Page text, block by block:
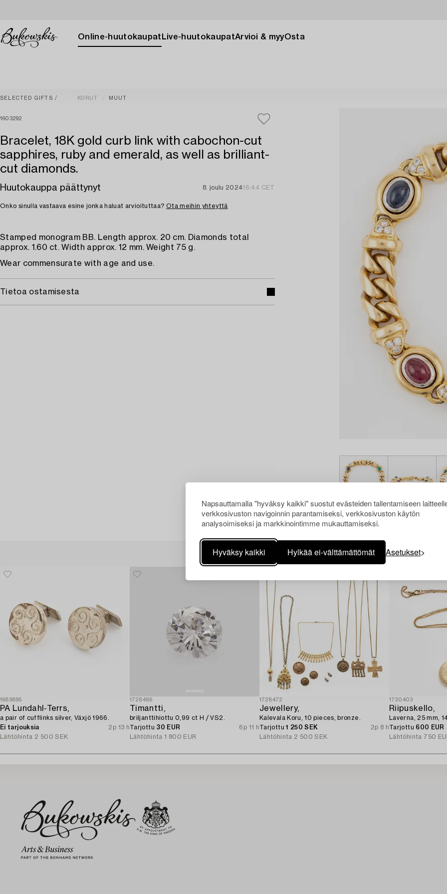
Napsauttamalla "hyväksy kaikki" suostut evästeiden tallentamiseen
verkkosivuston navigoinnin parantamiseksi, verkkosivuston käytön
analysoimiseksi ja markkinointimme mukauttamiseksi.
Hyväksy kaikki Hylkää ei-välttämättömät Asetukset
Online-huutokaupat Live-huutokaupatArvioi & myyOsta
SELECTED GIFTS KORUT MUUT
1603292
Bracelet, 18K gold curb link with cabochon-cut
sapphires, ruby and emerald, as well as brilliant-
cut diamonds.
Huutokauppa päättynyt 8. joulu 202416:44 CET
Onko sinulla vastaava esine jonka haluat arvioituttaa? Ota meihin yhteyttä
Stamped monogram BB. Length approx. 20 cm. Diamonds total
approx. 1.60 ct. Width approx. 12 mm. Weight 75 g.
Wear commensurate with age and use.
Tietoa ostamisesta
Muiden katsomia kohteita
1689895
PA Lundahl-Terrs,
a pair of cufflinks silver, Växjö 1966.
Ei tarjouksia
2p 13 h
Lähtöhinta 2 500 SEK
1728486
Timantti,
briljanttihiottu 0,99 ct H / VS2.
Tarjottu 30 EUR
6p 11 h
Lähtöhinta 1 800 EUR
1728472
Jewellery,
Kalevala Koru, 10 pieces, bronze.
Tarjottu1 250 SEK
2p 8 h
Lähtöhinta 2 500 SEK
1730403
Riipuskello,
Laverna, 25 mm,
Tarjottu 600 EUR
Lähtöhinta 750